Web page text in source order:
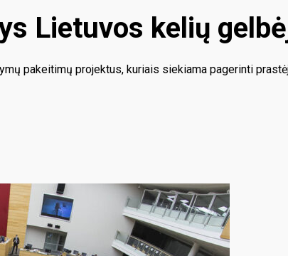
Lietuvos kelių
pakeitimų projektus, kuriais siekiama pagerinti